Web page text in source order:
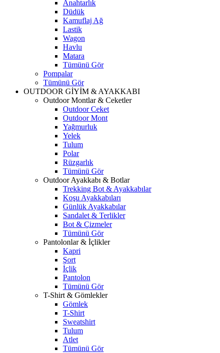
Anahtarlık
Düdük
Kamuflaj Ağ
Lastik
Wagon
Havlu
Matara
Tümünü Gör
Pompalar
Tümünü Gör
OUTDOOR GİYİM & AYAKKABI
Outdoor Montlar & Ceketler
Outdoor Ceket
Outdoor Mont
Yağmurluk
Yelek
Tulum
Polar
Rüzgarlık
Tümünü Gör
Outdoor Ayakkabı & Botlar
Trekking Bot & Ayakkabılar
Koşu Ayakkabıları
Günlük Ayakkabılar
Sandalet & Terlikler
Bot & Çizmeler
Tümünü Gör
Pantolonlar & İçlikler
Kapri
Şort
İçlik
Pantolon
Tümünü Gör
T-Shirt & Gömlekler
Gömlek
T-Shirt
Sweatshirt
Tulum
Atlet
Tümünü Gör